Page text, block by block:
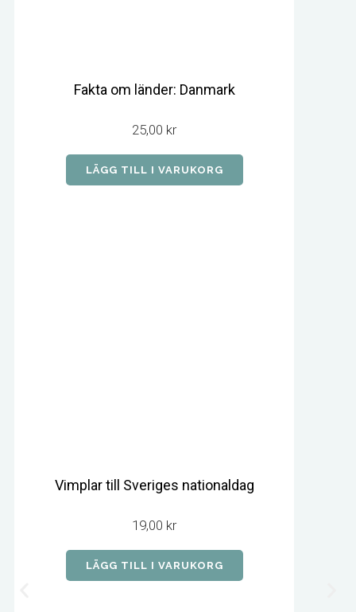
Fakta om länder: Danmark
25,00 kr
LÄGG TILL I VARUKORG
Vimplar till Sveriges nationaldag
19,00 kr
LÄGG TILL I VARUKORG